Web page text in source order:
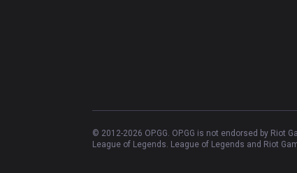
© 2012-2026 OP.GG. OP.GG is not endorsed by
League of Legends. League of Legends and Riot